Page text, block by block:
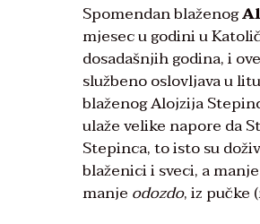
Spomendan blaženog
mjesec u godini u
dosadašnjih godina, i
službeno oslovljava u
blaženog Alojzija
ulaže velike napore da
Stepinca, to isto su
blaženici i sveci, a
manje odozdo, iz pučke